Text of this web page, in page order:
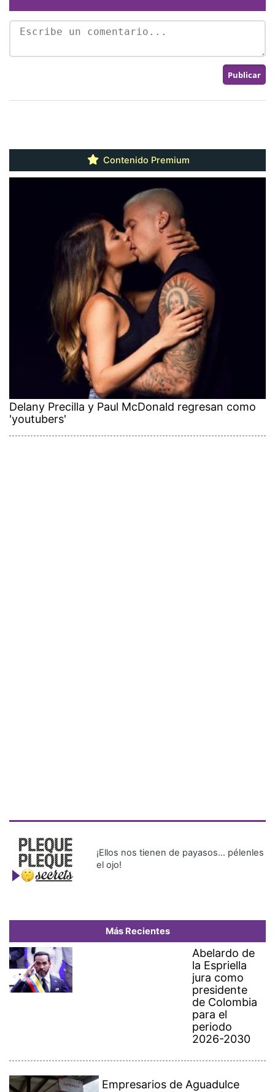
Contenido Premium
Delany Precilla y Paul McDonald regresan como
'youtubers'
¡Ellos nos tienen de payasos… pélenles
el ojo!
Más Recientes
Abelardo de
la Espriella
jura como
presidente
de Colombia
para el
periodo
2026-2030
Empresarios de Aguadulce